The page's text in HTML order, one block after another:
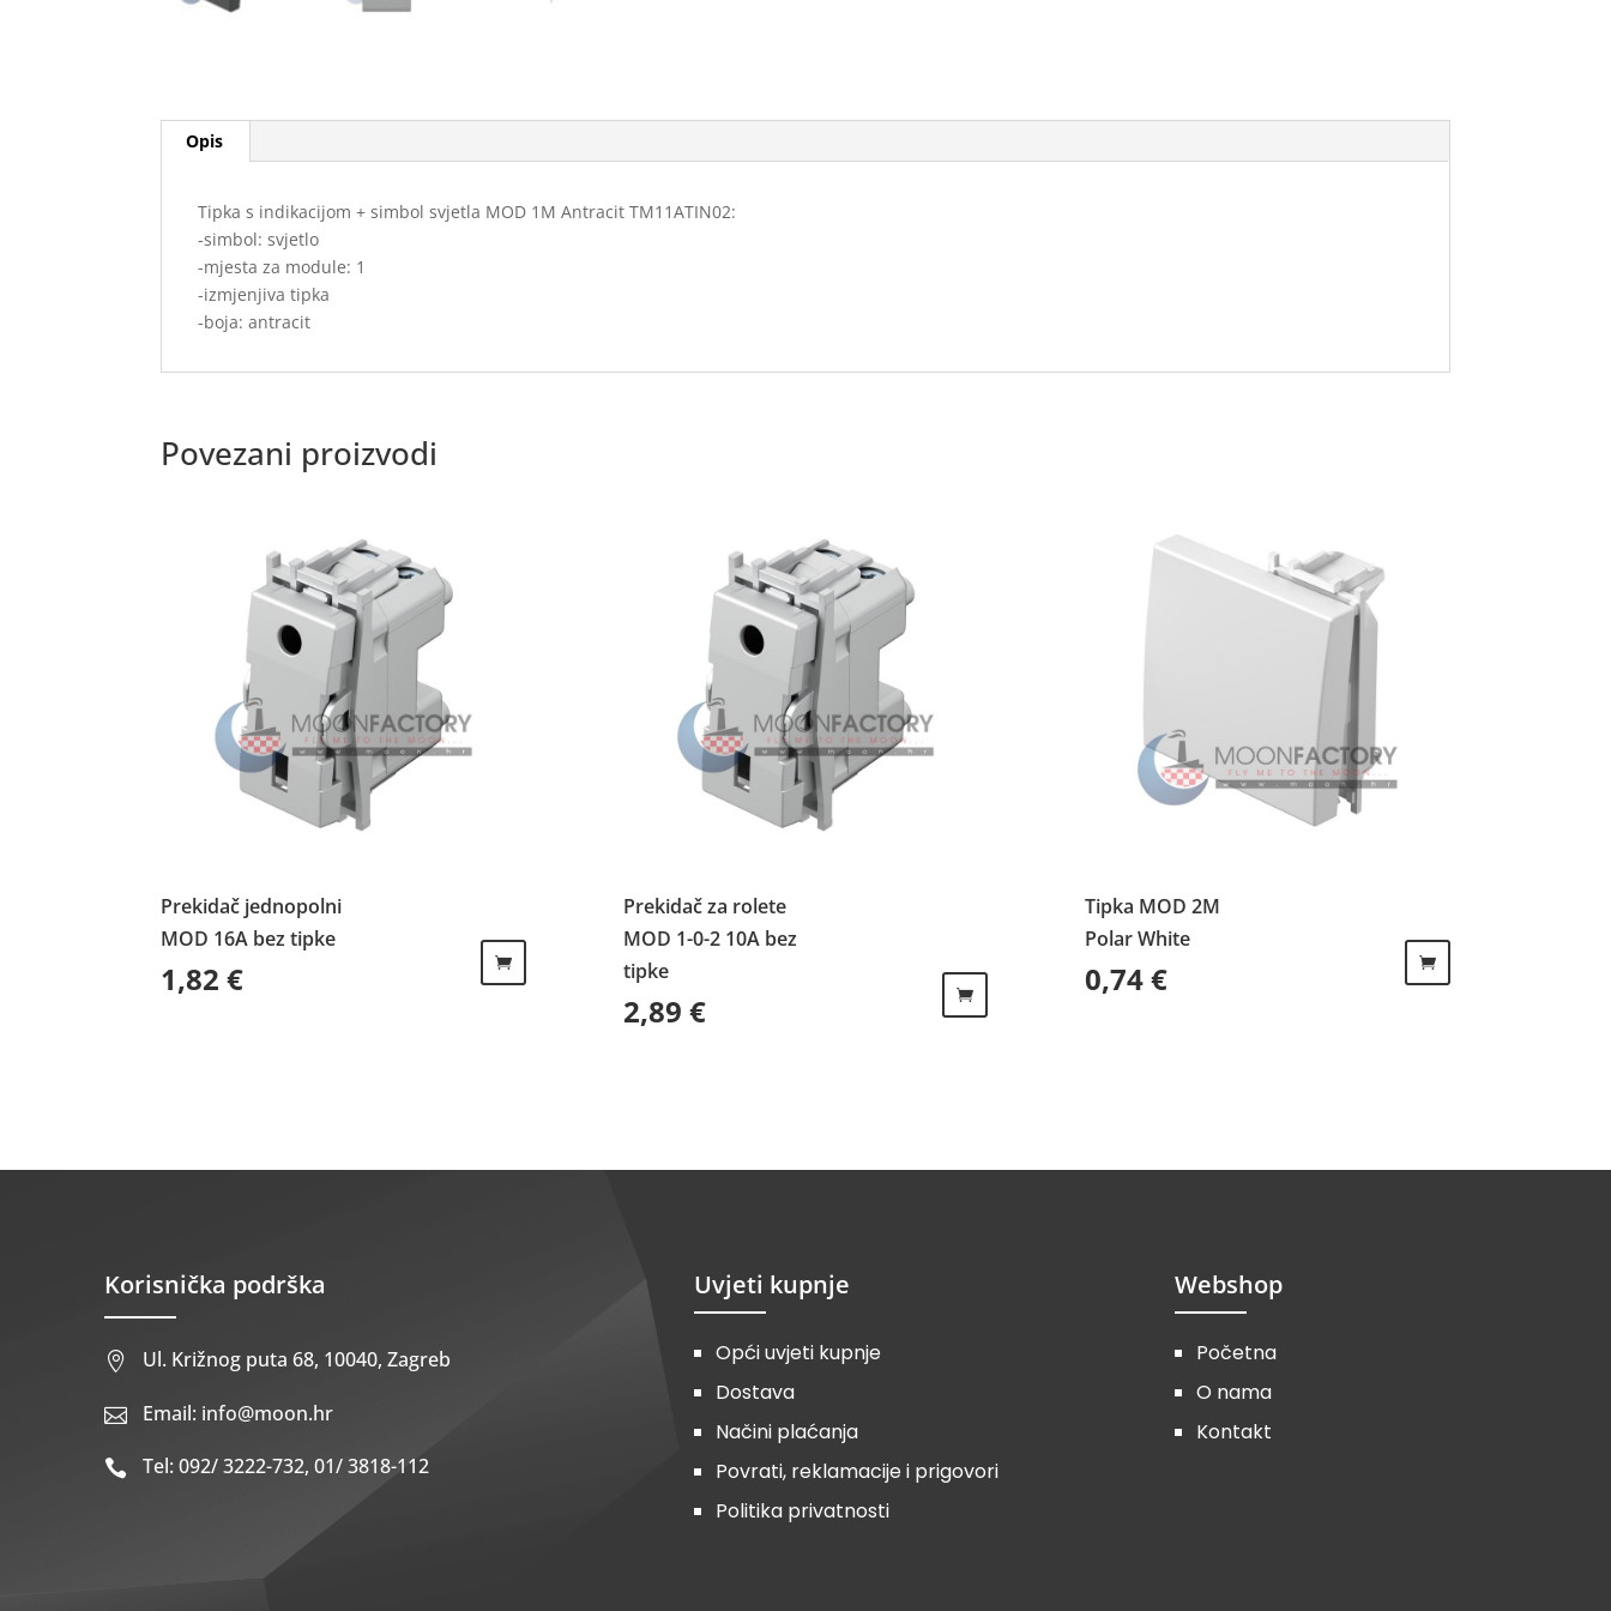
Opis
Tipka s indikacijom + simbol svjetla MOD 1M Antracit TM11ATIN02:
-simbol: svjetlo
-mjesta za module: 1
-izmjenjiva tipka
-boja: antracit
Povezani proizvodi
Prekidač jednopolni
MOD 16A bez tipke
1,82€
Prekidač za rolete
MOD 1-0-2 10A bez
tipke
2,89 €
Tipka MOD 2M
Polar White
0,74€
Korisnička podrška
 Ul. Križnog puta 68, 10040, Zagreb
 Email: info@moon.hr
 Tel: 092/ 3222-732, 01/ 3818-112
Uvjeti kupnje
Opći uvjeti kupnje
Dostava
Načini plaćanja
Povrati, reklamacije i prigovori
Politika privatnosti
Webshop
Početna
O nama
Kontakt